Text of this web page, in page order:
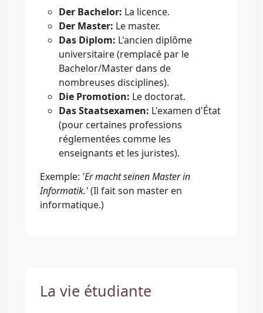
Der Bachelor: La licence.
Der Master: Le master.
Das Diplom: L'ancien diplôme
universitaire (remplacé par le
Bachelor/Master dans de
nombreuses disciplines).
Die Promotion: Le doctorat.
Das Staatsexamen: L'examen d'État
(pour certaines professions
réglementées comme les
enseignants et les juristes).
Exemple: 'Er macht seinen Master in
Informatik.'(Il fait son master en
informatique.)
La vie étudiante